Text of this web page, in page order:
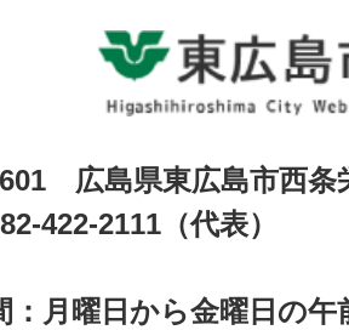
広島県東広島市西
422-2111（代表）
：月曜日から金曜日の午